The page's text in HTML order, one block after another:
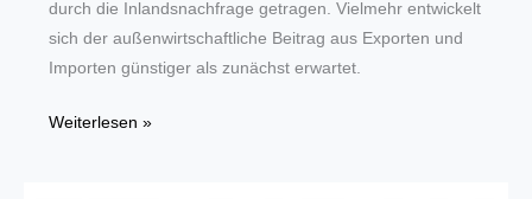
durch die Inlandsnachfrage getragen. Vielmehr entwickelt
sich der außenwirtschaftliche Beitrag aus Exporten und
Importen günstiger als zunächst erwartet.
RWI-
Weiterlesen »